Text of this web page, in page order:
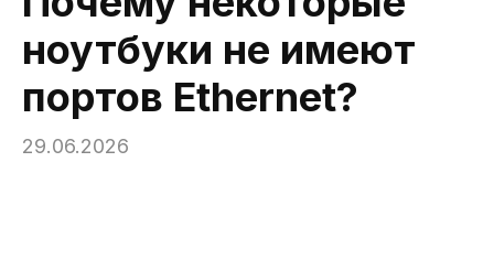
ноутбуки не имеют
портов Ethernet?
29.06.2026